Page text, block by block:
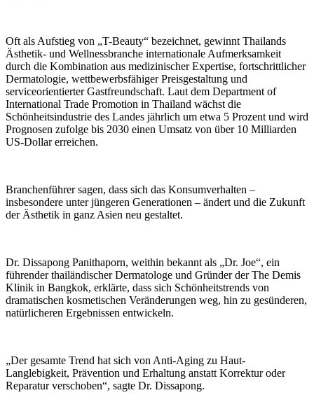
Oft als Aufstieg von „T-Beauty“ bezeichnet, gewinnt Thailands
Ästhetik- und Wellnessbranche internationale Aufmerksamkeit
durch die Kombination aus medizinischer Expertise, fortschrittlicher
Dermatologie, wettbewerbsfähiger Preisgestaltung und
serviceorientierter Gastfreundschaft. Laut dem Department of
International Trade Promotion in Thailand wächst die
Schönheitsindustrie des Landes jährlich um etwa 5 Prozent und wird
Prognosen zufolge bis 2030 einen Umsatz von über 10 Milliarden
US-Dollar erreichen.
Branchenführer sagen, dass sich das Konsumverhalten –
insbesondere unter jüngeren Generationen – ändert und die Zukunft
der Ästhetik in ganz Asien neu gestaltet.
Dr. Dissapong Panithaporn, weithin bekannt als „Dr. Joe“, ein
führender thailändischer Dermatologe und Gründer der The Demis
Klinik in Bangkok, erklärte, dass sich Schönheitstrends von
dramatischen kosmetischen Veränderungen weg, hin zu gesünderen,
natürlicheren Ergebnissen entwickeln.
„Der gesamte Trend hat sich von Anti-Aging zu Haut-
Langlebigkeit, Prävention und Erhaltung anstatt Korrektur oder
Reparatur verschoben“, sagte Dr. Dissapong.